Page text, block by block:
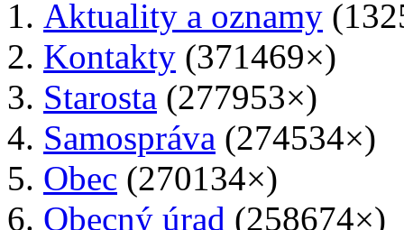
Aktuality a oznamy
Kontakty (371469×)
Starosta (277953×)
Samospráva (274534×)
Obec (270134×)
Obecný úrad (258674×)